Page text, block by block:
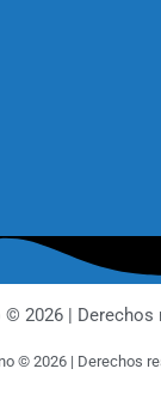
© 2026 | Derechos
© 2026 | Derechos